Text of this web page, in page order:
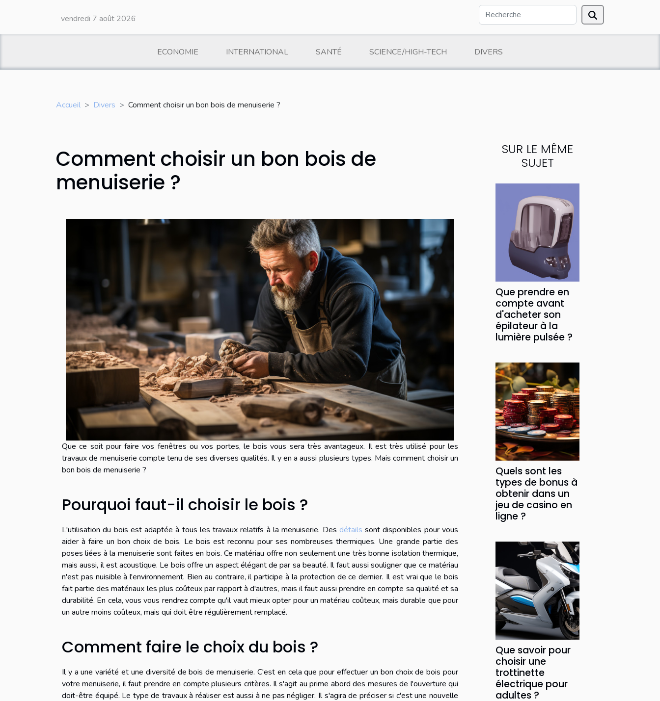
vendredi 7 août 2026
ECONOMIE INTERNATIONAL SANTÉ SCIENCE/HIGH-TECH DIVERS
Accueil Divers Comment choisir un bon bois de menuiserie ?
Comment choisir un bon bois de
menuiserie ?
Que ce soit pour faire vos fenêtres ou vos portes, le bois vous sera très avantageux. Il est très utilisé pour les
travaux de menuiserie compte tenu de ses diverses qualités. Il y en a aussi plusieurs types. Mais comment choisir un
bon bois de menuiserie ?
Pourquoi faut-il choisir le bois ?
L'utilisation du bois est adaptée à tous les travaux relatifs à la menuiserie. Des détails sont disponibles pour vous
aider à faire un bon choix de bois. Le bois est reconnu pour ses nombreuses thermiques. Une grande partie des
poses liées à la menuiserie sont faites en bois. Ce matériau offre non seulement une très bonne isolation thermique,
mais aussi, il est acoustique. Le bois offre un aspect élégant de par sa beauté. Il faut aussi souligner que ce matériau
n'est pas nuisible à l'environnement. Bien au contraire, il participe à la protection de ce dernier. Il est vrai que le bois
fait partie des matériaux les plus coûteux par rapport à d'autres, mais il faut aussi prendre en compte sa qualité et sa
durabilité. En cela, vous vous rendrez compte qu'il vaut mieux opter pour un matériau coûteux, mais durable que pour
un autre moins coûteux, mais qui doit être régulièrement remplacé.
Comment faire le choix du bois ?
Il y a une variété et une diversité de bois de menuiserie. C'est en cela que pour effectuer un bon choix de bois pour
votre menuiserie, il faut prendre en compte plusieurs critères. Il s'agit au prime abord des mesures de l'ouverture qui
doit-être équipé. Le type de travaux à réaliser est aussi à ne pas négliger. Il s'agira de préciser si c'est une nouvelle
SUR LE MÊME
SUJET
Que prendre en
compte avant
d'acheter son
épilateur à la
lumière pulsée ?
Quels sont les
types de bonus à
obtenir dans un
jeu de casino en
ligne ?
Que savoir pour
choisir une
trottinette
électrique pour
adultes ?